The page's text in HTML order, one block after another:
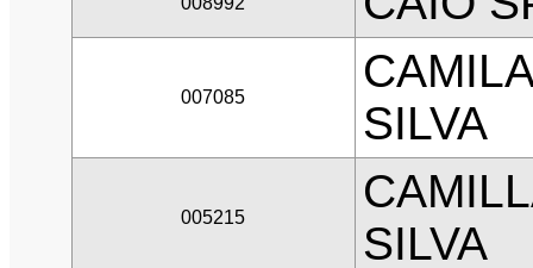
007085
SILVA
005215
SILVA